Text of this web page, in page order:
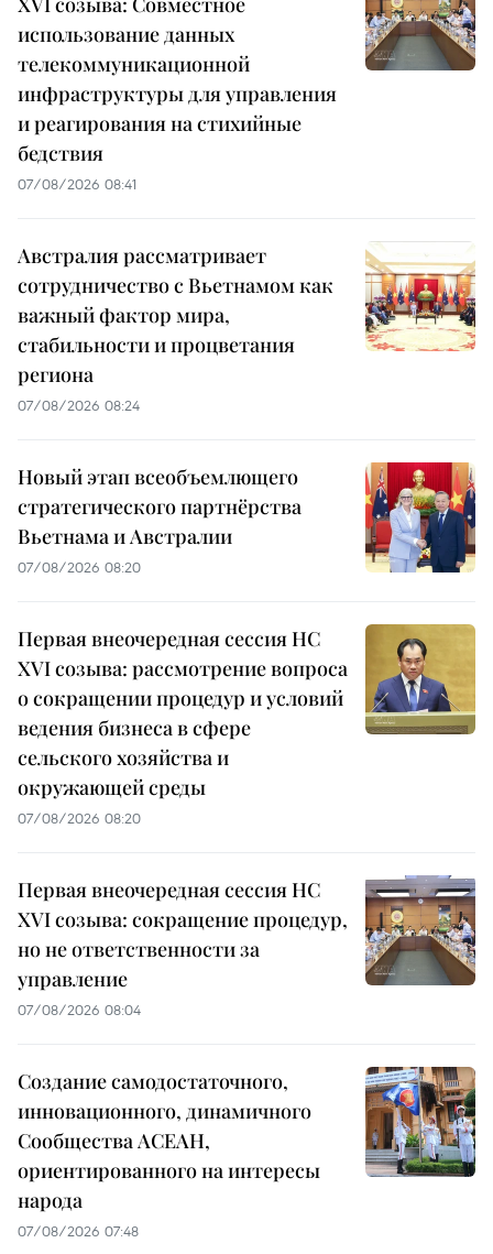
использование данных
телекоммуникационной
инфраструктуры для управления
и реагирования на стихийные
бедствия
07/08/2026 08:41
Австралия рассматривает
сотрудничество с Вьетнамом как
важный фактор мира,
стабильности и процветания
региона
07/08/2026 08:24
Новый этап всеобъемлющего
стратегического партнёрства
Вьетнама и Австралии
07/08/2026 08:20
Первая внеочередная сессия НС
XVI созыва: рассмотрение вопроса
о сокращении процедур и условий
ведения бизнеса в сфере
сельского хозяйства и
окружающей среды
07/08/2026 08:20
Первая внеочередная сессия НС
XVI созыва: сокращение процедур,
но не ответственности за
управление
07/08/2026 08:04
Создание самодостаточного,
инновационного, динамичного
Сообщества АСЕАН,
ориентированного на интересы
народа
07/08/2026 07:48